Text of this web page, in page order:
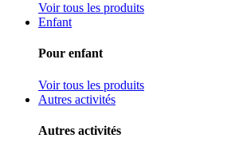
Voir tous les produits
Enfant
Pour enfant
Voir tous les produits
Autres activités
Autres activités